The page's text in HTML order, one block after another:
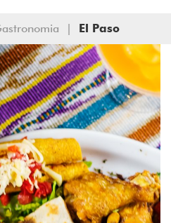
| El Paso